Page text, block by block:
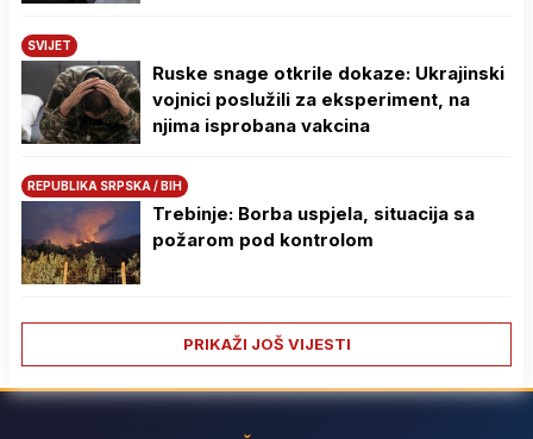
SVIJET
Ruske snage otkrile dokaze: Ukrajinski
vojnici poslužili za eksperiment, na
njima isprobana vakcina
REPUBLIKA SRPSKA / BIH
Trebinje: Borba uspjela, situacija sa
požarom pod kontrolom
PRIKAŽI JOŠ VIJESTI